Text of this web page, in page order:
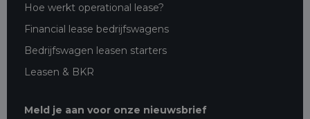
Hoe werkt operational lease?
Financial lease bedrijfswagens
Bedrijfswagen leasen starters
Leasen & BKR
Meld je aan voor onze nieuwsbrief